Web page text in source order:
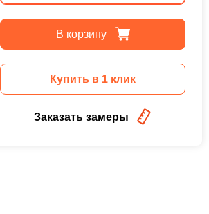
В корзину
Купить в 1 клик
Заказать замеры